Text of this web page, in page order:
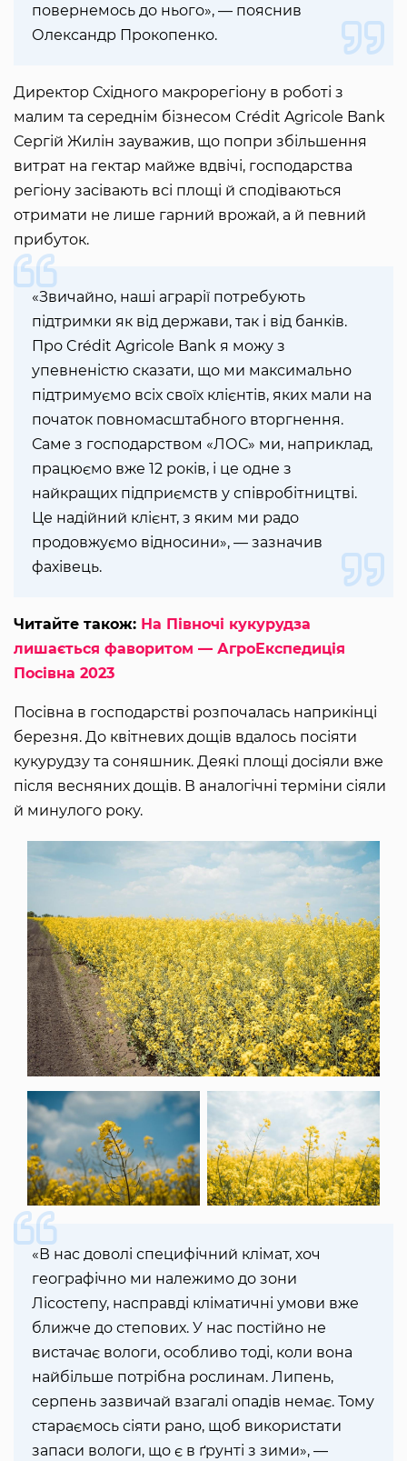
повернемось до нього», — пояснив
Олександр Прокопенко.
Директор Східного макрорегіону в роботі з
малим та середнім бізнесом Crédit Agricole Bank
Сергій Жилін зауважив, що попри збільшення
витрат на гектар майже вдвічі, господарства
регіону засівають всі площі й сподіваються
отримати не лише гарний врожай, а й певний
прибуток.
«Звичайно, наші аграрії потребують
підтримки як від держави, так і від банків.
Про Crédit Agricole Bank я можу з
упевненістю сказати, що ми максимально
підтримуємо всіх своїх клієнтів, яких мали на
початок повномасштабного вторгнення.
Саме з господарством «ЛОС» ми, наприклад,
працюємо вже 12 років, і це одне з
найкращих підприємств у співробітництві.
Це надійний клієнт, з яким ми радо
продовжуємо відносини», — зазначив
фахівець.
Читайте також: На Півночі кукурудза
лишається фаворитом — АгроЕкспедиція
Посівна 2023
Посівна в господарстві розпочалась наприкінці
березня. До квітневих дощів вдалось посіяти
кукурудзу та соняшник. Деякі площі досіяли вже
після весняних дощів. В аналогічні терміни сіяли
й минулого року.
«В нас доволі специфічний клімат, хоч
географічно ми належимо до зони
Лісостепу, насправді кліматичні умови вже
ближче до степових. У нас постійно не
вистачає вологи, особливо тоді, коли вона
найбільше потрібна рослинам. Липень,
серпень зазвичай взагалі опадів немає. Тому
стараємось сіяти рано, щоб використати
запаси вологи, що є в ґрунті з зими», —